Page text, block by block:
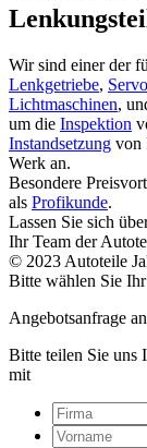
Wir sind einer der
Lenkgetriebe,
Lichtmaschinen,
um die Inspektion
Instandsetzung von
Werk an.
Besondere
als Profikunde.
Lassen Sie sich
Ihr Team der
© 2023 Autoteile
Bitte wählen Sie
Angebotsanfrage an
Bitte teilen Sie uns
mit